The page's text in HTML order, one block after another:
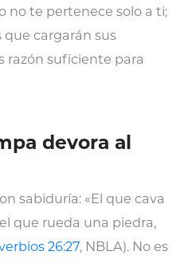
no te pertenece solo a ti;
que cargarán sus
razón suficiente para
devora al
sabiduría: «El que cava
que rueda una piedra,
26:27, NBLA). No es